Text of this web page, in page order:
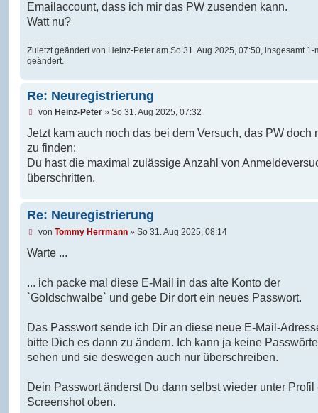
e
n
B
e
t
a
g
Emailaccount, dass ich mir das PW zusenden kann.
Watt nu?
Zuletzt geändert von Heinz-Peter am So 31. Aug 2025, 07:50, insgesamt 1-
geändert.
Re: Neuregistrierung
U
g
l
e
s
e
e
r
B
e
t
g
von Heinz-Peter» So 31. Aug 2025, 07:32
Jetzt kam auch noch das bei dem Versuch, das PW doch
zu finden:
Du hast die maximal zulässige Anzahl von
überschritten.
Re: Neuregistrierung
U
g
e
e
r
B
i
a
g
von Tommy Herrmann» So 31. Aug 2025, 08:14
Warte ...
... ich packe mal diese E-Mail in das alte Konto der
`Goldschwalbe` und gebe Dir dort ein neues Passwort.
Das Passwort sende ich Dir an diese neue E-Mail-
bitte Dich es dann zu ändern. Ich kann ja keine
sehen und sie deswegen auch nur überschreiben.
Dein Passwort änderst Du dann selbst wieder unter Profil
Screenshot oben.